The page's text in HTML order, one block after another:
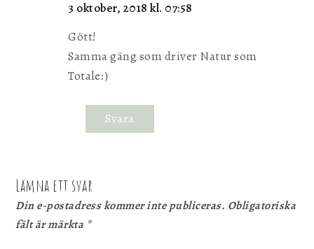
3 oktober, 2018 kl. 07:58
Gött!
Samma gäng som driver Natur som
Totale:)
Svara
Lämna ett svar
Din e-postadress kommer inte publiceras. Obligatoriska
fält är märkta *